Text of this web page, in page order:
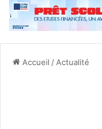
Accueil / Actualité